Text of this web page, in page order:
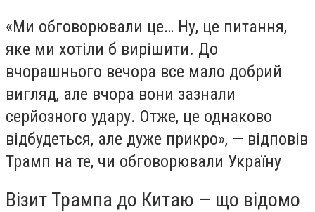
«Ми обговорювали це… Ну, це питання,
яке ми хотіли б вирішити. До
вчорашнього вечора все мало добрий
вигляд, але вчора вони зазнали
серйозного удару. Отже, це однаково
відбудеться, але дуже прикро», — відповів
Трамп на те, чи обговорювали Україну
Візит Трампа до Китаю — що відомо